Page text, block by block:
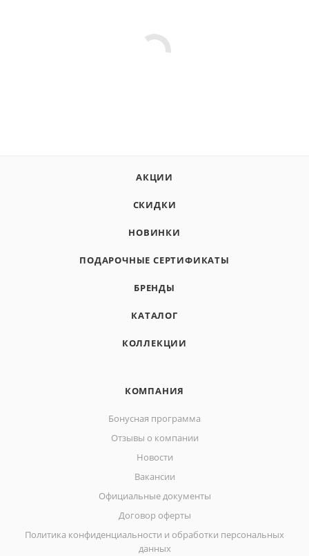
АКЦИИ
СКИДКИ
НОВИНКИ
ПОДАРОЧНЫЕ СЕРТИФИКАТЫ
БРЕНДЫ
КАТАЛОГ
КОЛЛЕКЦИИ
КОМПАНИЯ
Бонусная программа
Отзывы о компании
Новости
Вакансии
Официальные документы
Договор оферты
Политика конфиденциальности и обработки персональных
данных